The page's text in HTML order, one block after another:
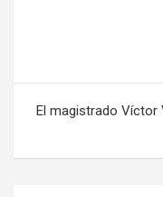
El magistrado